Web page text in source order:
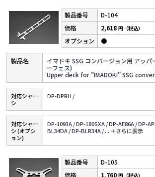
D-104
イマドキ SSG コンバージョン用 アッパ
ーフェス)
Upper deck for ”IMADOKI” SSG
2,618円（税込）
●
対応シャー
シ
DP-DPRH /
対応シャー
シ (オプシ
ョン)
DP-1093A /DP-180SXA /DP-AE86A /DP-
BL34DA /DP-BLR34A /... ＋さらに表⽰
D-105
1,760円（税込）